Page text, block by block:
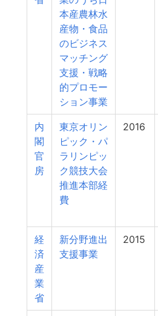
本産農林水
産物・食品
のビジネス
マッチング
支援・戦略
的プロモー
ション事業
内
閣
官
房
東京オリン
ピック・パ
ラリンピッ
ク競技大会
推進本部経
費
2016
経
済
産
業
省
新分野進出
支援事業
2015